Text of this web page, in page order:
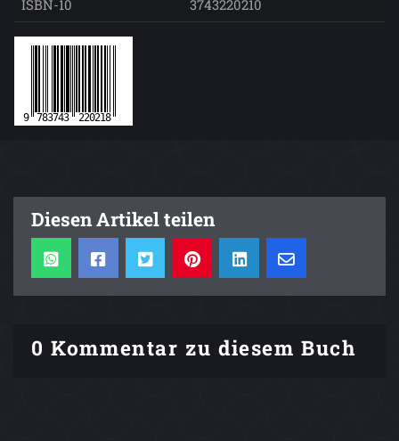
ISBN-10 3743220210
Diesen Artikel teilen
0 Kommentar zu diesem Buch